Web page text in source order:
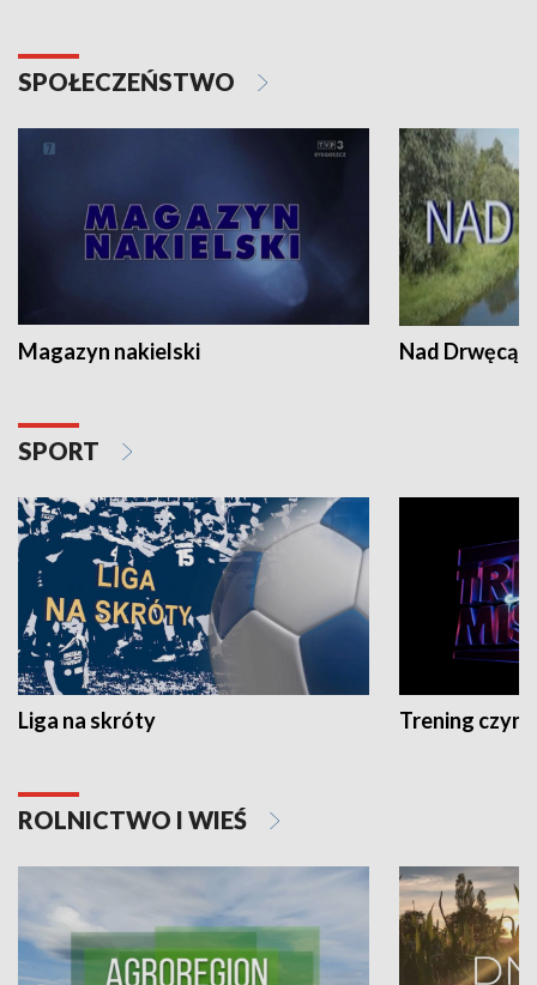
SPOŁECZEŃSTWO
Magazyn nakielski Nad Drwęcą
SPORT
Liga na skróty Trening czyni
ROLNICTWO I WIEŚ